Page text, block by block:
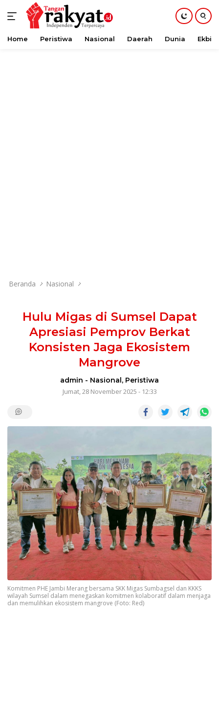
Langsung
Home Peristiwa Nasional Daerah Dunia Ekbis
Beranda Nasional
Hulu Migas di Sumsel Dapat
Apresiasi Pemprov Berkat
Konsisten Jaga Ekosistem
Mangrove
admin - Nasional, Peristiwa
Jumat, 28 November 2025 - 12:33
Komitmen PHE Jambi Merang bersama SKK Migas Sumbagsel dan KKKS
wilayah Sumsel dalam menegaskan komitmen kolaboratif dalam menjaga
dan memulihkan ekosistem mangrove (Foto: Red)